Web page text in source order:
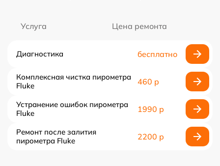
Услуга Цена ремонта
Диагностика бесплатно
Комплексная чистка пирометра
Fluke
460 р
Устранение ошибок пирометра
Fluke
1990 р
Ремонт после залития
пирометра Fluke
2200 р